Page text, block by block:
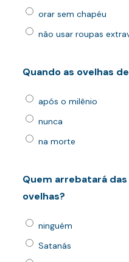
orar sem chapéu
não usar roupas
Quando as ovelhas
após o milênio
nunca
na morte
Quem arrebatará
ovelhas?
ninguém
Satanás